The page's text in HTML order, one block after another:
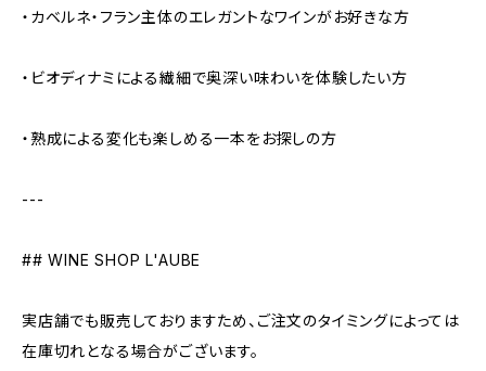
・カベルネ・フラン主体のエレガントなワインがお好きな方
・ビオディナミによる繊細で奥深い味わいを体験したい方
・熟成による変化も楽しめる一本をお探しの方
---
## WINE SHOP L'AUBE
実店舗でも販売しておりますため、ご注文のタイミングによっては
在庫切れとなる場合がございます。